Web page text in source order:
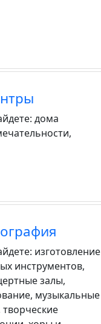
дома
,
изготовление
инструментов,
залы,
, музыкальные
творческие